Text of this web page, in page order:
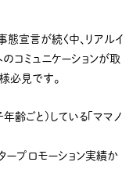
宣言が続く中、リアルイ
コミュニケーションが取
必見です。
齢ごと)している「ママノ
ープロモーション実績か